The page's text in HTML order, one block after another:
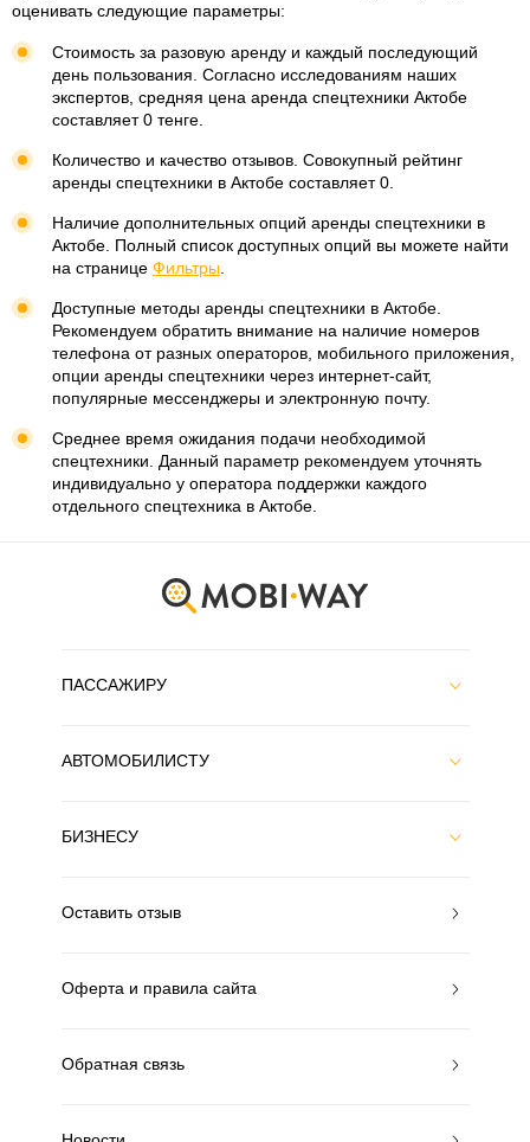
оценивать следующие параметры:
Стоимость за разовую аренду и каждый последующий
день пользования. Согласно исследованиям наших
экспертов, средняя цена аренда спецтехники Актобе
составляет 0 тенге.
Количество и качество отзывов. Совокупный рейтинг
аренды спецтехники в Актобе составляет 0.
Наличие дополнительных опций аренды спецтехники в
Актобе. Полный список доступных опций вы можете найти
на странице Фильтры
Доступные методы аренды спецтехники в Актобе.
Рекомендуем обратить внимание на наличие номеров
телефона от разных операторов, мобильного приложения,
опции аренды спецтехники через интернет-сайт,
популярные мессенджеры и электронную почту.
Среднее время ожидания подачи необходимой
спецтехники. Данный параметр рекомендуем уточнять
индивидуально у оператора поддержки каждого
отдельного спецтехника в Актобе.
ПАССАЖИРУ
АВТОМОБИЛИСТУ
БИЗНЕСУ
Оставить отзыв
Оферта и правила сайта
Обратная связь